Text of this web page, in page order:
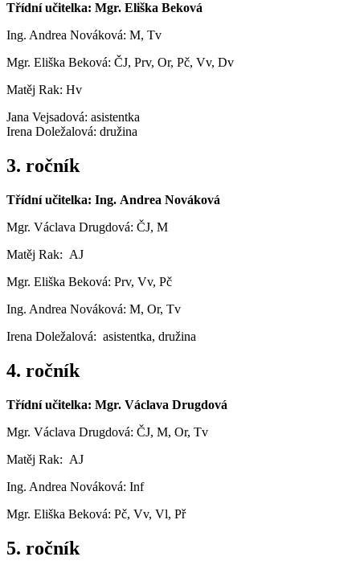
Třídní učitelka: Mgr. Eliška Beková
Ing. Andrea Nováková: M, Tv
Mgr. Eliška Beková: ČJ, Prv, Or, Pč, Vv, Dv
Matěj Rak: Hv
Jana Vejsadová: asistentka
Irena Doležalová: družina
3. ročník
Třídní učitelka: Ing. Andrea Nováková
Mgr. Václava Drugdová: ČJ, M
Matěj Rak: AJ
Mgr. Eliška Beková: Prv, Vv, Pč
Ing. Andrea Nováková: M, Or, Tv
Irena Doležalová: asistentka, družina
4. ročník
Třídní učitelka: Mgr. Václava Drugdová
Mgr. Václava Drugdová: ČJ, M, Or, Tv
Matěj Rak: AJ
Ing. Andrea Nováková: Inf
Mgr. Eliška Beková: Pč, Vv, Vl, Př
5. ročník